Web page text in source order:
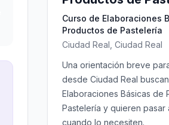
Curso de Elaboraciones
Productos de Pastelería
Ciudad Real, Ciudad Real
Una orientación breve
desde Ciudad Real
Elaboraciones Básicas de
Pastelería y quieren
cuando lo necesiten.